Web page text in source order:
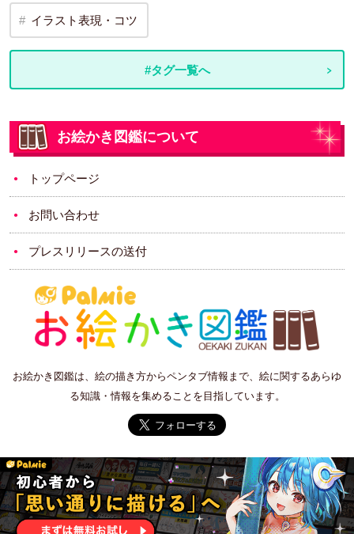
イラスト表現・コツ
#タグ一覧へ
お絵かき図鑑について
トップページ
お問い合わせ
プレスリリースの送付
お絵かき図鑑は、絵の描き方からペンタブ情報まで、絵に関するあらゆ
る知識・情報を集めることを目指しています。